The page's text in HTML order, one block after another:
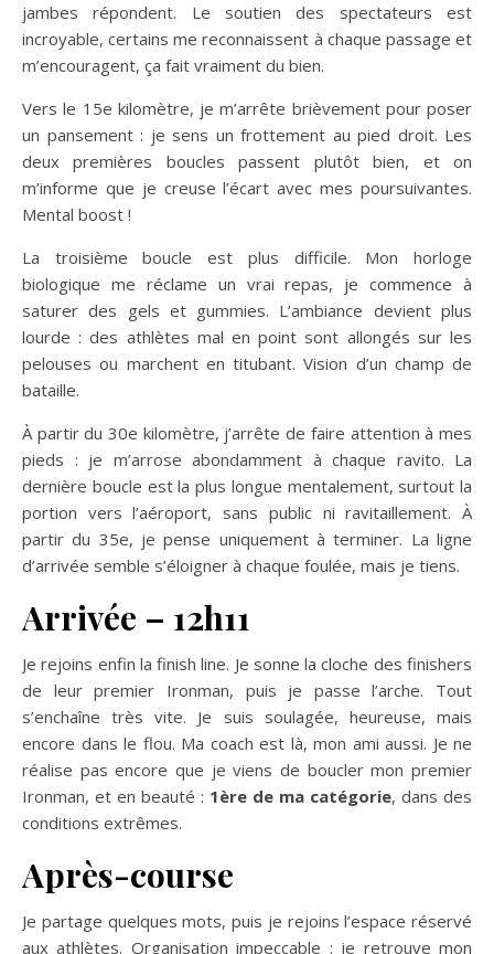
jambes répondent. Le soutien des spectateurs est
incroyable, certains me reconnaissent à chaque passage et
m’encouragent, ça fait vraiment du bien.
Vers le 15e kilomètre, je m’arrête brièvement pour poser
un pansement : je sens un frottement au pied droit. Les
deux premières boucles passent plutôt bien, et on
m’informe que je creuse l’écart avec mes poursuivantes.
Mental boost !
La troisième boucle est plus difficile. Mon horloge
biologique me réclame un vrai repas, je commence à
saturer des gels et gummies. L’ambiance devient plus
lourde : des athlètes mal en point sont allongés sur les
pelouses ou marchent en titubant. Vision d’un champ de
bataille.
À partir du 30e kilomètre, j’arrête de faire attention à mes
pieds : je m’arrose abondamment à chaque ravito. La
dernière boucle est la plus longue mentalement, surtout la
portion vers l’aéroport, sans public ni ravitaillement. À
partir du 35e, je pense uniquement à terminer. La ligne
d’arrivée semble s’éloigner à chaque foulée, mais je tiens.
Arrivée – 12h11
Je rejoins enfin la finish line. Je sonne la cloche des finishers
de leur premier Ironman, puis je passe l’arche. Tout
s’enchaîne très vite. Je suis soulagée, heureuse, mais
encore dans le flou. Ma coach est là, mon ami aussi. Je ne
réalise pas encore que je viens de boucler mon premier
Ironman, et en beauté : 1ère de ma catégorie, dans des
conditions extrêmes.
Après-course
Je partage quelques mots, puis je rejoins l’espace réservé
aux athlètes. Organisation impeccable : je retrouve mon